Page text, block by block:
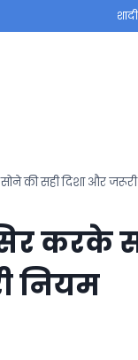
की सही दिशा और
करके
नियम